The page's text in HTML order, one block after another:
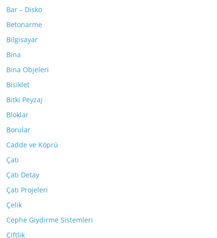
Bar – Disko
Betonarme
Bilgisayar
Bina
Bina Objeleri
Bisiklet
Bitki Peyzaj
Bloklar
Borular
Cadde ve Köprü
Çatı
Çatı Detay
Çatı Projeleri
Çelik
Cephe Giydirme Sistemleri
Çiftlik